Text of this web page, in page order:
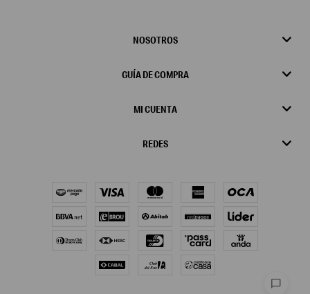
NOSOTROS
GUÍA DE COMPRA
MI CUENTA
REDES
chat_bubble